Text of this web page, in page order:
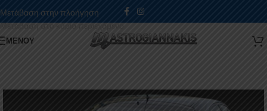
Μετάβαση στην πλοήγηση
Μετάβαση στο κύριο περιεχόμενο
ΜΕΝΟΎ